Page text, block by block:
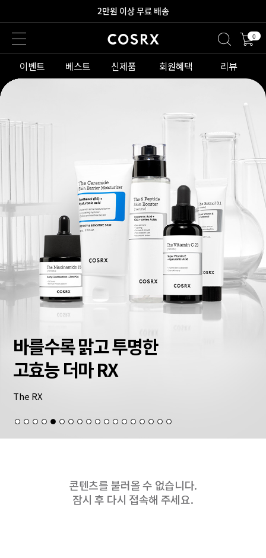
새로워진 회원 혜택을 만나보세요!
0
이벤트 베스트 신제품 회원혜택 리뷰
바를수록 맑고 투명한
고효능 더마 RX
The RX
콘텐츠를 불러올 수 없습니다.
잠시 후 다시 접속해 주세요.